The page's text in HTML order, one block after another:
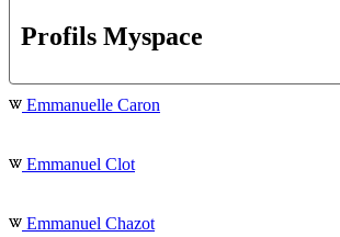
Profils Myspace
Emmanuelle Caron
Emmanuel Clot
Emmanuel Chazot